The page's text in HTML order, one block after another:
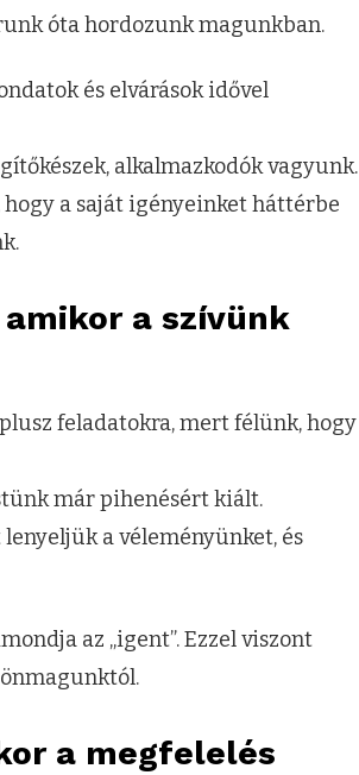
óta hordozunk magunkban.
és elvárások idővel
alkalmazkodók vagyunk.
a saját igényeinket háttérbe
a szívünk
feladatokra, mert félünk, hogy
már pihenésért kiált.
a véleményünket, és
az „igent”. Ezzel viszont
a megfelelés